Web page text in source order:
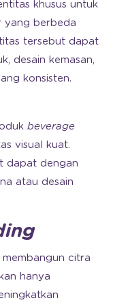
khusus untuk
yang berbeda
tersebut dapat
desain kemasan,
konsisten.
beverage
visual kuat.
dapat dengan
atau desain
citra
hanya